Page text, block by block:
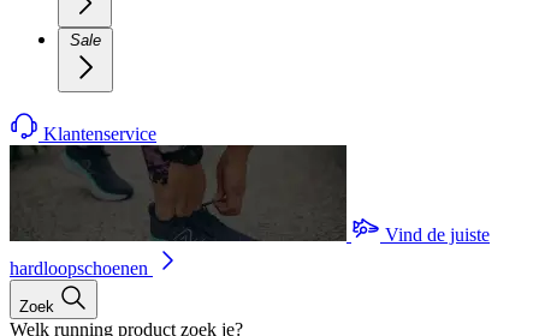
Sale
Klantenservice
Vind de juiste
hardloopschoenen
Zoek
Welk running product zoek je?